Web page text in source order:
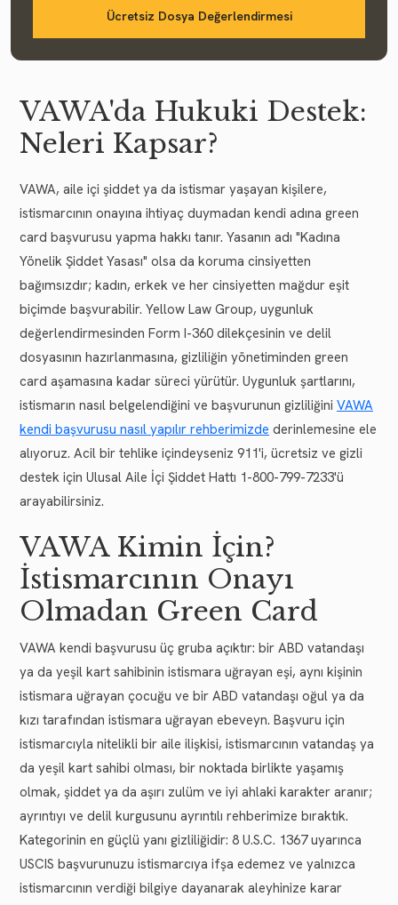
Ücretsiz Dosya Değerlendirmesi
VAWA'da Hukuki Destek:
Neleri Kapsar?
VAWA, aile içi şiddet ya da istismar yaşayan kişilere,
istismarcının onayına ihtiyaç duymadan kendi adına green
card başvurusu yapma hakkı tanır. Yasanın adı "Kadına
Yönelik Şiddet Yasası" olsa da koruma cinsiyetten
bağımsızdır; kadın, erkek ve her cinsiyetten mağdur eşit
biçimde başvurabilir. Yellow Law Group, uygunluk
değerlendirmesinden Form I-360 dilekçesinin ve delil
dosyasının hazırlanmasına, gizliliğin yönetiminden green
card aşamasına kadar süreci yürütür. Uygunluk şartlarını,
istismarın nasıl belgelendiğini ve başvurunun gizliliğini VAWA
kendi başvurusu nasıl yapılır rehberimizde derinlemesine ele
alıyoruz. Acil bir tehlike içindeyseniz 911'i, ücretsiz ve gizli
destek için Ulusal Aile İçi Şiddet Hattı 1-800-799-7233'ü
arayabilirsiniz.
VAWA Kimin İçin?
İstismarcının Onayı
Olmadan Green Card
VAWA kendi başvurusu üç gruba açıktır: bir ABD vatandaşı
ya da yeşil kart sahibinin istismara uğrayan eşi, aynı kişinin
istismara uğrayan çocuğu ve bir ABD vatandaşı oğul ya da
kızı tarafından istismara uğrayan ebeveyn. Başvuru için
istismarcıyla nitelikli bir aile ilişkisi, istismarcının vatandaş ya
da yeşil kart sahibi olması, bir noktada birlikte yaşamış
olmak, şiddet ya da aşırı zulüm ve iyi ahlaki karakter aranır;
ayrıntıyı ve delil kurgusunu ayrıntılı rehberimize bıraktık.
Kategorinin en güçlü yanı gizliliğidir: 8 U.S.C. 1367 uyarınca
USCIS başvurunuzu istismarcıya ifşa edemez ve yalnızca
istismarcının verdiği bilgiye dayanarak aleyhinize karar